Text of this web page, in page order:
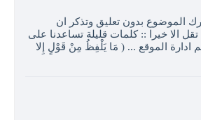
الموضوع بدون تعليق وتذكر ان
الا خيرا :: كلمات قليلة تساعدنا على
ادارة الموقع ... ( مَا يَلْفِظُ مِنْ قَوْلٍ إِلا